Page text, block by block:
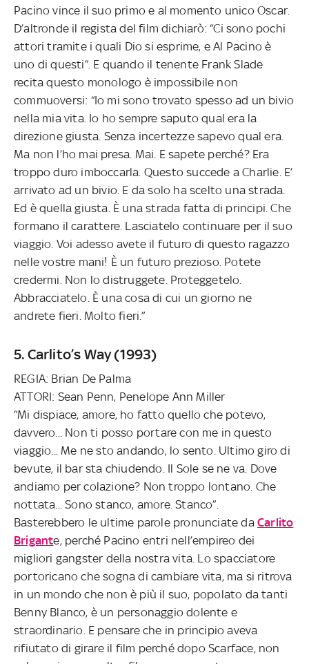
Pacino vince il suo primo e al momento unico Oscar.
D’altronde il regista del film dichiarò: “Ci sono pochi
attori tramite i quali Dio si esprime, e Al Pacino è
uno di questi”. E quando il tenente Frank Slade
recita questo monologo è impossibile non
commuoversi: “Io mi sono trovato spesso ad un bivio
nella mia vita. Io ho sempre saputo qual era la
direzione giusta. Senza incertezze sapevo qual era.
Ma non l’ho mai presa. Mai. E sapete perché? Era
troppo duro imboccarla. Questo succede a Charlie. E’
arrivato ad un bivio. E da solo ha scelto una strada.
Ed è quella giusta. È una strada fatta di principi. Che
formano il carattere. Lasciatelo continuare per il suo
viaggio. Voi adesso avete il futuro di questo ragazzo
nelle vostre mani! È un futuro prezioso. Potete
credermi. Non lo distruggete. Proteggetelo.
Abbracciatelo. È una cosa di cui un giorno ne
andrete fieri. Molto fieri.”
5. Carlito’s Way (1993)
REGIA: Brian De Palma
ATTORI: Sean Penn, Penelope Ann Miller
“Mi dispiace, amore, ho fatto quello che potevo,
davvero... Non ti posso portare con me in questo
viaggio... Me ne sto andando, lo sento. Ultimo giro di
bevute, il bar sta chiudendo. Il Sole se ne va. Dove
andiamo per colazione? Non troppo lontano. Che
nottata... Sono stanco, amore. Stanco”.
Basterebbero le ultime parole pronunciate da Carlito
Brigante, perché Pacino entri nell’empireo dei
migliori gangster della nostra vita. Lo spacciatore
portoricano che sogna di cambiare vita, ma si ritrova
in un mondo che non è più il suo, popolato da tanti
Benny Blanco, è un personaggio dolente e
straordinario. E pensare che in principio aveva
rifiutato di girare il film perché dopo Scarface, non